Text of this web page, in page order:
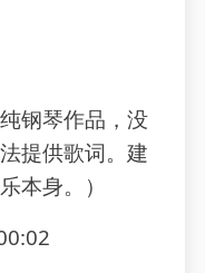
钢琴作品，没
提供歌词。建
本身。）